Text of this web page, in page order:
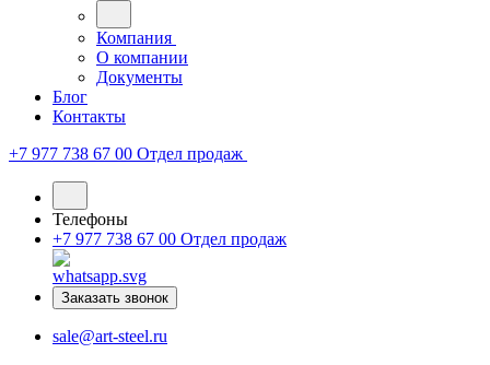
Компания
О компании
Документы
Блог
Контакты
+7 977 738 67 00 Отдел продаж
Телефоны
+7 977 738 67 00 Отдел продаж
Заказать звонок
sale@art-steel.ru